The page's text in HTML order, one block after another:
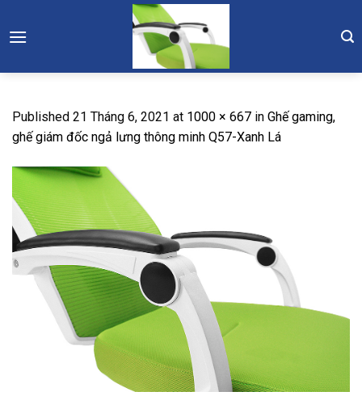
to
Published 21 Tháng 6, 2021 at 1000 × 667 in Ghế gaming,
ghế giám đốc ngả lưng thông minh Q57-Xanh Lá